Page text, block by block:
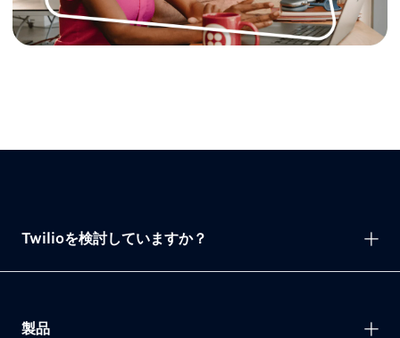
Twilioを検討していますか？
製品